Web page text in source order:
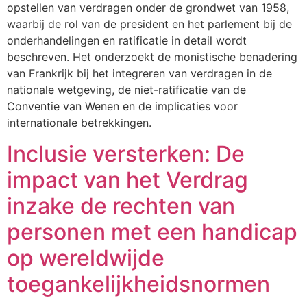
opstellen van verdragen onder de grondwet van 1958,
waarbij de rol van de president en het parlement bij de
onderhandelingen en ratificatie in detail wordt
beschreven. Het onderzoekt de monistische benadering
van Frankrijk bij het integreren van verdragen in de
nationale wetgeving, de niet-ratificatie van de
Conventie van Wenen en de implicaties voor
internationale betrekkingen.
Inclusie versterken: De
impact van het Verdrag
inzake de rechten van
personen met een handicap
op wereldwijde
toegankelijkheidsnormen